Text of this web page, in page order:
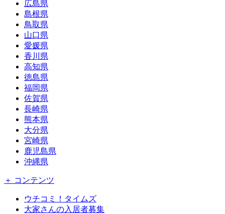
広島県
島根県
鳥取県
山口県
愛媛県
香川県
高知県
徳島県
福岡県
佐賀県
長崎県
熊本県
大分県
宮崎県
鹿児島県
沖縄県
＋ コンテンツ
ウチコミ！タイムズ
大家さんの入居者募集